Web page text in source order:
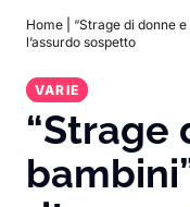
Home
“Strage di donne
l’assurdo sospetto
VARIE
“Strage